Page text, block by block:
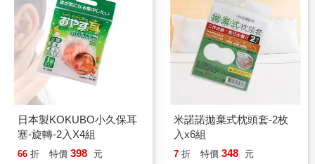
日本製KOKUBO小久保耳
塞-旋轉-2入X4組
66 折 特價 398 元
米諾諾拋棄式枕頭套-2枚
入x6組
7 折 特價 348 元